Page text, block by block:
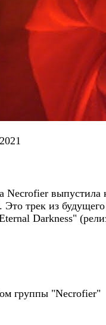
Necrofier выпустила
трек из будущего
Darkness"
группы "Necrofier"